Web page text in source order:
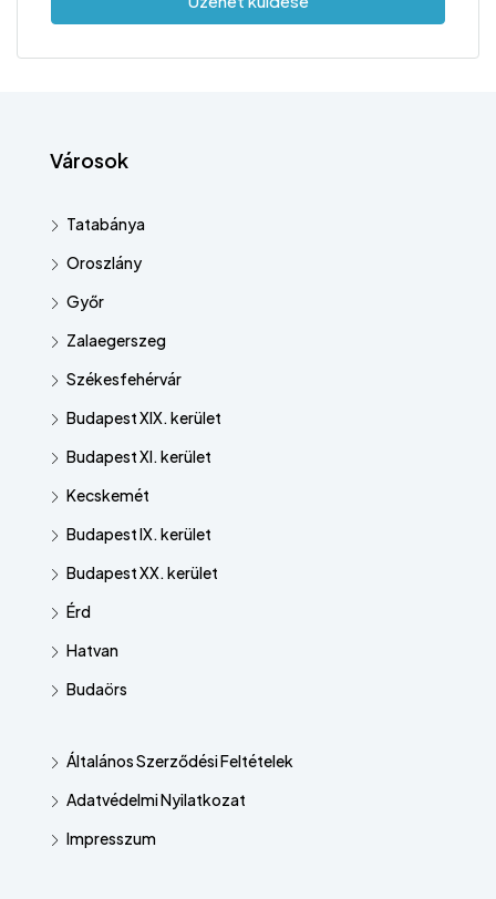
Városok
Tatabánya
Oroszlány
Győr
Zalaegerszeg
Székesfehérvár
Budapest XIX. kerület
Budapest XI. kerület
Kecskemét
Budapest IX. kerület
Budapest XX. kerület
Érd
Hatvan
Budaörs
Általános Szerződési Feltételek
Adatvédelmi Nyilatkozat
Impresszum